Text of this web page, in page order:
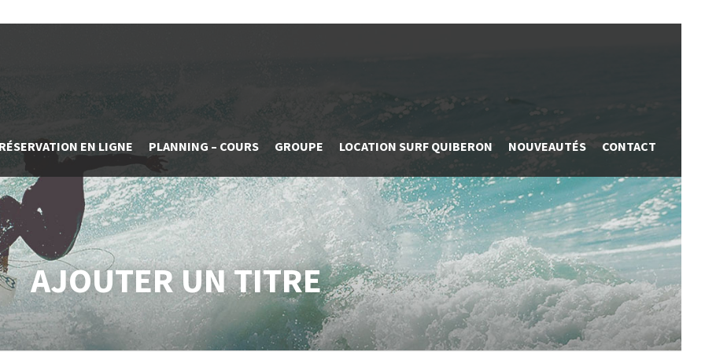
RÉSERVATION EN LIGNE PLANNING – COURS GROUPE LOCATION SURF QUIBERON NOUVEAUTÉS CONTACT
AJOUTER UN TITRE